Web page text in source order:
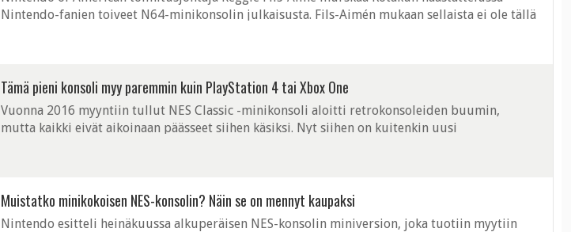
Nintendo-fanien toiveet N64-minikonsolin julkaisusta. Fils-Aimén mukaan sellaista ei ole tällä
Tämä pieni konsoli myy paremmin kuin PlayStation 4 tai Xbox One
Vuonna 2016 myyntiin tullut NES Classic -minikonsoli aloitti retrokonsoleiden buumin,
mutta kaikki eivät aikoinaan päässeet siihen käsiksi. Nyt siihen on kuitenkin uusi
Muistatko minikokoisen NES-konsolin? Näin se on mennyt kaupaksi
Nintendo esitteli heinäkuussa alkuperäisen NES-konsolin miniversion, joka tuotiin myytiin